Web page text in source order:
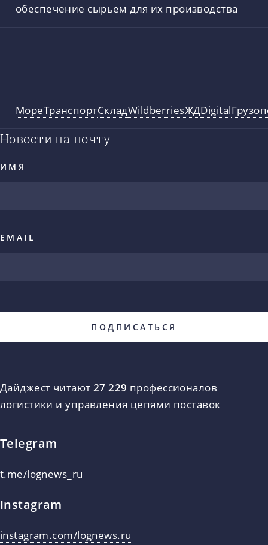
обеспечение сырьем для их производства
МореТранспортСкладWildberriesЖДDigital
Новости на почту
ИМЯ
EMAIL
Дайджест читают 27 229 профессионалов
логистики и управления цепями поставок
Telegram
t.me/lognews_ru
Instagram
instagram.com/lognews.ru